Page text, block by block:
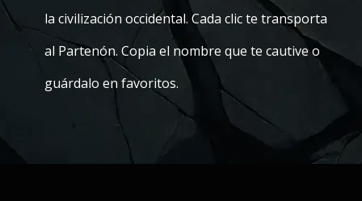
la civilización occidental. Cada clic te transporta
al Partenón. Copia el nombre que te cautive o
guárdalo en favoritos.